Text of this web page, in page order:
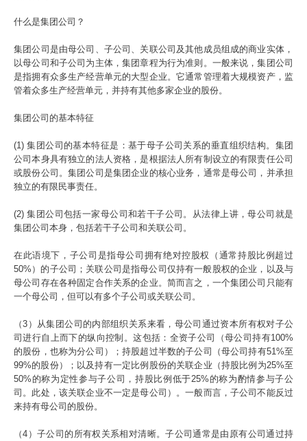
什么是集团公司？
集团公司是由母公司、子公司、关联公司及其他成员组成的商业实体，
以母公司和子公司为主体，集团章程为行为准则。一般来说，集团公司
是指拥有众多生产经营单元的大型企业。它通常管理着大规模资产，监
管着众多生产经营单元，并持有其他多家企业的股份。
集团公司的基本特征
(1) 集团公司的基本特征是：基于母子公司关系的垂直组织结构。集团
公司本身具有独立的法人资格，是根据法人所有制设立的有限责任公司
或股份公司。集团公司是集团企业的核心业务，通常是母公司，并承担
独立的有限民事责任。
(2) 集团公司包括一家母公司和若干子公司。从法律上讲，母公司就是
集团公司本身，包括若干子公司和关联公司。
在此语境下，子公司是指母公司拥有绝对控股权（通常持股比例超过
50%）的子公司；关联公司是指母公司仅持有一般股权的企业，以及与
母公司存在各种固定合作关系的企业。简而言之，一个集团公司只能有
一个母公司，但可以有多个子公司或关联公司。
（3）从集团公司的内部组织关系来看，母公司通过资本所有权对子公
司进行自上而下的纵向控制。这包括：全资子公司（母公司持有100%
的股份，也称为分公司）；持股超过半数的子公司（母公司持有51%至
99%的股份）；以及持有一定比例股份的关联企业（持股比例为25%至
50%的称为定性参与子公司，持股比例低于25%的称为酌情参与子公
司。此处，该关联企业不一定是母公司）。一般而言，子公司不能反过
来持有母公司的股份。
（4）子公司的所有权关系相对清晰。子公司通常是由原有公司通过持